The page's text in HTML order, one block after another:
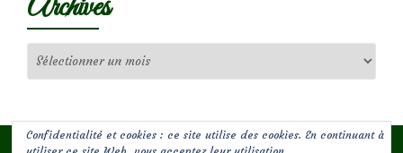
Confidentialité et cookies : ce site utilise des cookies. En continuant à